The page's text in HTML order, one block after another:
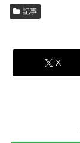
記事
X